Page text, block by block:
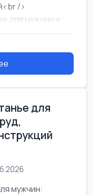
/>
для мужчин и
для
мужчин: